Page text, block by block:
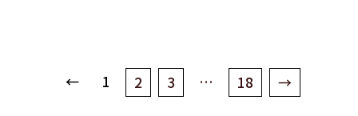
← 1 2 3 … 18 →